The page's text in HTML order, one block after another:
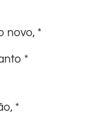
novo, *
*
*